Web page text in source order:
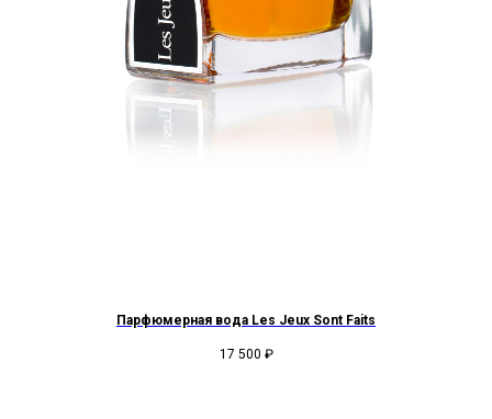
Парфюмерная вода Les Jeux Sont Faits
17 500 ₽